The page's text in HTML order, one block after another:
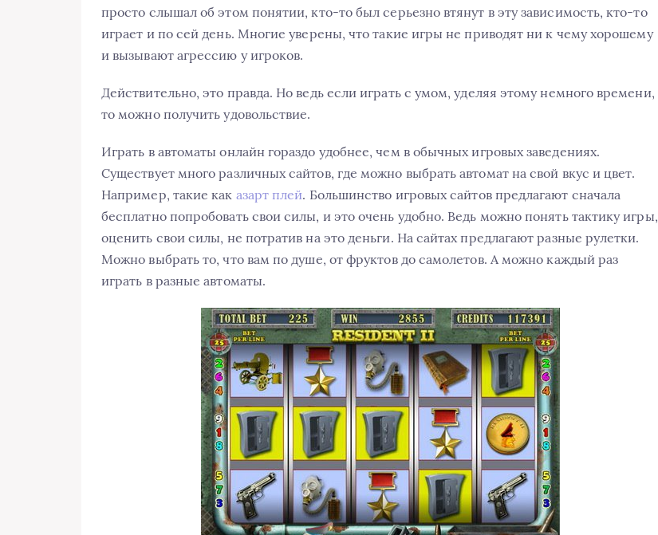
просто слышал об этом понятии, кто-то был серьезно втянут в эту зависимость, кто-то
играет и по сей день. Многие уверены, что такие игры не приводят ни к чему хорошему
и вызывают агрессию у игроков.
Действительно, это правда. Но ведь если играть с умом, уделяя этому немного времени,
то можно получить удовольствие.
Играть в автоматы онлайн гораздо удобнее, чем в обычных игровых заведениях.
Существует много различных сайтов, где можно выбрать автомат на свой вкус и цвет.
Например, такие как азарт плей. Большинство игровых сайтов предлагают сначала
бесплатно попробовать свои силы, и это очень удобно. Ведь можно понять тактику игры,
оценить свои силы, не потратив на это деньги. На сайтах предлагают разные рулетки.
Можно выбрать то, что вам по душе, от фруктов до самолетов. А можно каждый раз
играть в разные автоматы.